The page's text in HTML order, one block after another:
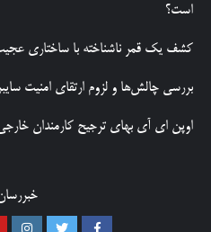
است؟
کشف یک قمر ناشناخته با ساختاری
بررسی چالش‌ها و لزوم ارتقای امنیت
اوپن ای آی بهای ترجیح کارمندان خارجی